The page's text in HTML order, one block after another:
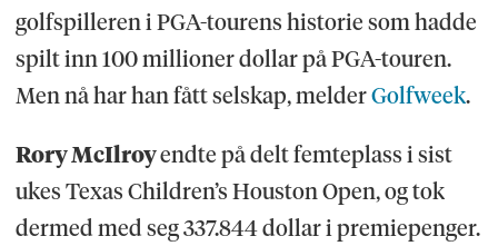
golfspilleren i PGA-tourens historie som hadde
spilt inn 100 millioner dollar på PGA-touren.
Men nå har han fått selskap, melderGolfweek.
Rory McIlroyendte på delt femteplass i sist
ukes Texas Children’s Houston Open, og tok
dermed med seg 337.844 dollar i premiepenger.